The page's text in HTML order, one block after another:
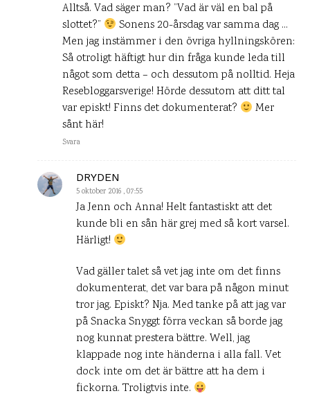
Alltså. Vad säger man? ”Vad är väl en bal på
slottet?”
Sonens 20-årsdag var samma dag …
Men jag instämmer i den övriga hyllningskören:
Så otroligt häftigt hur din fråga kunde leda till
något som detta – och dessutom på nolltid. Heja
Resebloggarsverige! Hörde dessutom att ditt tal
var episkt! Finns det dokumenterat?
Mer
sånt här!
Svara
DRYDEN
5 oktober 2016 , 07:55
Ja Jenn och Anna! Helt fantastiskt att det
kunde bli en sån här grej med så kort varsel.
Härligt!
Vad gäller talet så vet jag inte om det finns
dokumenterat, det var bara på någon minut
tror jag. Episkt? Nja. Med tanke på att jag var
på Snacka Snyggt förra veckan så borde jag
nog kunnat prestera bättre. Well, jag
klappade nog inte händerna i alla fall. Vet
dock inte om det är bättre att ha dem i
fickorna. Troligtvis inte.